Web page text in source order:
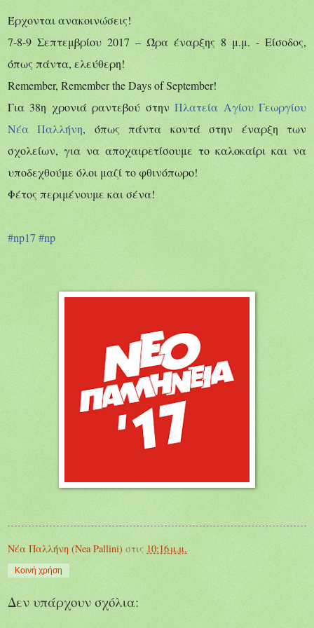
Έρχονται ανακοινώσεις!
7-8-9 Σεπτεμβρίου 2017 – Ώρα έναρξης 8 μ.μ. - Είσοδος,
όπως πάντα, ελεύθερη!
Remember, Remember the Days of September!
Για 38η χρονιά ραντεβού στηνΠλατεία Αγίου Γεωργίου
Νέα Παλλήνη, όπως πάντα κοντά στην έναρξη των
σχολείων, για να αποχαιρετίσουμε το καλοκαίρι και να
υποδεχθούμε όλοι μαζί το φθινόπωρο!
Φέτος περιμένουμε και σένα!
#np17#np
Νέα Παλλήνη (Nea Pallini) στις 10:16 μ.μ.
Κοινή χρήση
Δεν υπάρχουν σχόλια: